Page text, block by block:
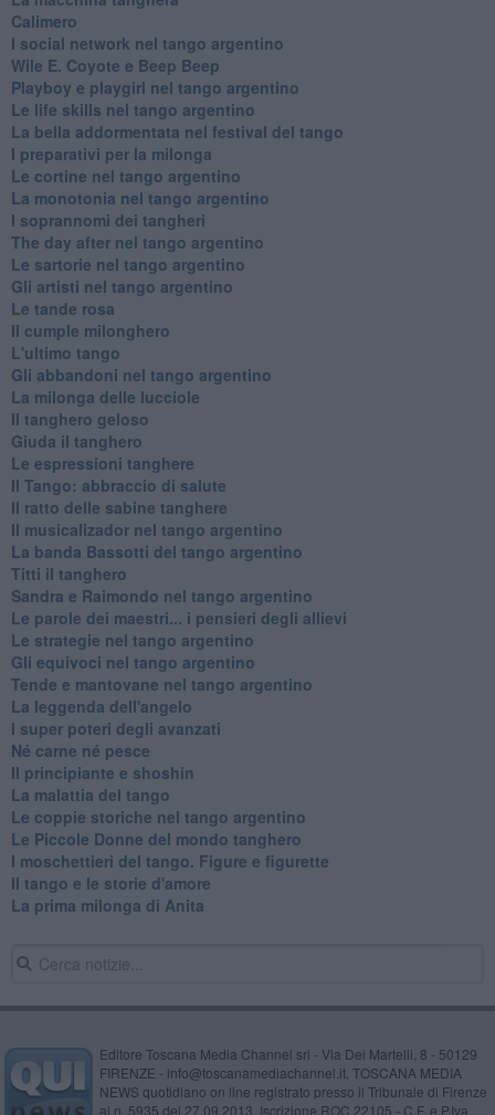
Calimero
​I social network nel tango argentino
Wile E. Coyote e Beep Beep
Playboy e playgirl nel tango argentino
Le life skills nel tango argentino
La bella addormentata nel festival del tango
I preparativi per la milonga
Le cortine nel tango argentino
La monotonia nel tango argentino
I soprannomi dei tangheri
The day after nel tango argentino
Le sartorie nel tango argentino
Gli artisti nel tango argentino
Le tande rosa
Il cumple milonghero
L'ultimo tango
Gli abbandoni nel tango argentino
La milonga delle lucciole
Il tanghero geloso
Giuda il tanghero
Le espressioni tanghere
Il Tango: abbraccio di salute
Il ratto delle sabine tanghere
Il musicalizador nel tango argentino
La banda Bassotti del tango argentino
Titti il tanghero
Sandra e Raimondo nel tango argentino
Le parole dei maestri... i pensieri degli allievi
Le strategie nel tango argentino
Gli equivoci nel tango argentino
Tende e mantovane nel tango argentino
La leggenda dell'angelo
I super poteri degli avanzati
​Né carne né pesce
Il principiante e shoshin
La malattia del tango
Le coppie storiche nel tango argentino
​Le Piccole Donne del mondo tanghero
I moschettieri del tango. Figure e figurette
Il tango e le storie d'amore
​La prima milonga di Anita
Editore Toscana Media Channel srl - Via Dei Martelli, 8 - 50129
FIRENZE - info@toscanamediachannel.it. TOSCANA MEDIA
NEWS quotidiano on line registrato presso il Tribunale di Firenze
al n. 5935 del 27.09.2013. Iscrizione ROC 22105 - C.F. e P.Iva